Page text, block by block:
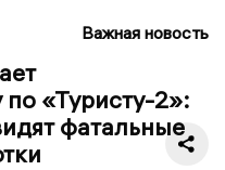
Важная новость
«Туристу-2»:
фатальные